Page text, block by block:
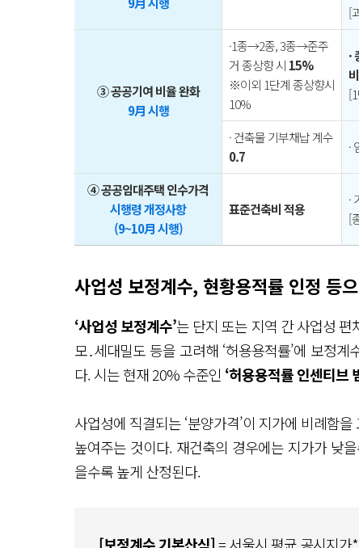
[
③ 공공기여 비율 완화
9月 시행
·1종→2종, 3종→준주
거 종상향 시 15%
※이외 1단계 종상향시
10%
·
· 건축물 기부채납 계수
0.7
·
④ 공공임대주택 인수가격
시행령 개정사항
(9~10月 시행)
표준건축비 적용
·
[
사업성 보정계수, 현황용적률 인정 등
‘사업성 보정계수’는 단지 또는 지역 간 사업성
모․세대밀도 등을 고려해 ‘허용용적률’에 보정
다. 시는 현재 20% 수준인 ‘허용용적률 인센티브
사업성에 직결되는 ‘분양가격’이 지가에 비례함
높여주는 것이다. 재건축의 경우에는 지가가 낮
을수록 높게 산정된다.